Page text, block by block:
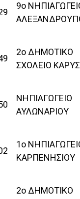
9ο
2ο ΔΗΜΟΤΙΚΟ
ΣΧΟΛΕΙΟ
ΝΗΠΙΑΓΩΓΕΙΟ
ΑΥΛΩΝΑΡΙΟΥ
1ο
ΚΑΡΠΕΝΗΣΙΟΥ
2ο ΔΗΜΟΤΙΚΟ